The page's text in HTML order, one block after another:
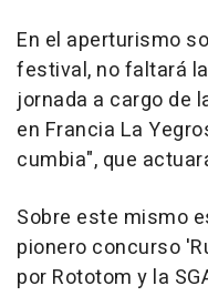
En el aperturismo
festival, no faltará
jornada a cargo de
en Francia La
cumbia", que
Sobre este mismo
pionero concurso
por Rototom y la